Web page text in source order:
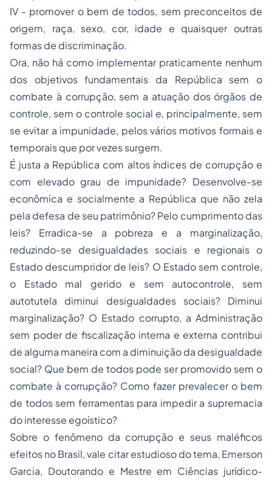
IV - promover o bem de todos, sem preconceitos de
origem, raça, sexo, cor, idade e quaisquer outras
formas de discriminação.
Ora, não há como implementar praticamente nenhum
dos objetivos fundamentais da República sem o
combate à corrupção, sem a atuação dos órgãos de
controle, sem o controle social e, principalmente, sem
se evitar a impunidade, pelos vários motivos formais e
temporais que por vezes surgem.
É justa a República com altos índices de corrupção e
com elevado grau de impunidade? Desenvolve-se
econômica e socialmente a República que não zela
pela defesa de seu patrimônio? Pelo cumprimento das
leis? Erradica-se a pobreza e a marginalização,
reduzindo-se desigualdades sociais e regionais o
Estado descumpridor de leis? O Estado sem controle,
o Estado mal gerido e sem autocontrole, sem
autotutela diminui desigualdades sociais? Diminui
marginalização? O Estado corrupto, a Administração
sem poder de fiscalização interna e externa contribui
de alguma maneira com a diminuição da desigualdade
social? Que bem de todos pode ser promovido sem o
combate à corrupção? Como fazer prevalecer o bem
de todos sem ferramentas para impedir a supremacia
do interesse egoístico?
Sobre o fenômeno da corrupção e seus maléficos
efeitos no Brasil, vale citar estudioso do tema, Emerson
Garcia, Doutorando e Mestre em Ciências jurídico-